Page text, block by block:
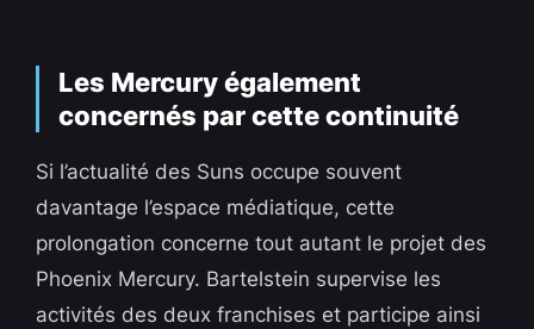
Les Mercury également
concernés par cette continuité
Si l’actualité des Suns occupe souvent
davantage l’espace médiatique, cette
prolongation concerne tout autant le projet des
Phoenix Mercury. Bartelstein supervise les
activités des deux franchises et participe ainsi